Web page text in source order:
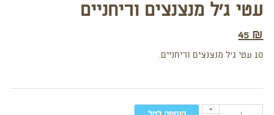
עטי ג’ל מנצנצים וריחניים
45 ₪
10 עטי ג’ל מנצנצים וריחניים.
+